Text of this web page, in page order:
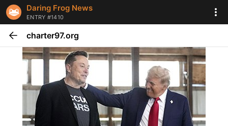
Daring Frog News
ENTRY #1410
charter97.org